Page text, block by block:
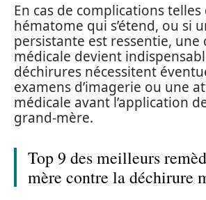
En cas de complications telles
hématome qui s’étend, ou si
persistante est ressentie, une
médicale devient
déchirures nécessitent
examens d’imagerie ou une
médicale avant l’application
grand-mère.
Top 9 des meilleurs
mère contre la déchirure